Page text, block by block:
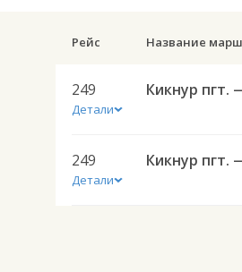
Рейс Название
249
Детали
Кикнур пгт.
249
Детали
Кикнур пгт.